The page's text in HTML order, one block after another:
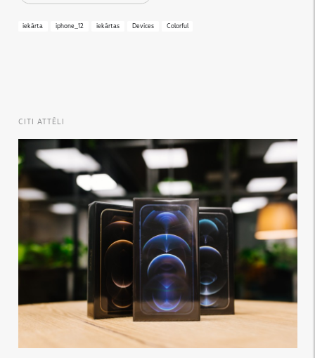
iekārta iphone_12 iekārtas Devices Colorful
CITI ATTĒLI